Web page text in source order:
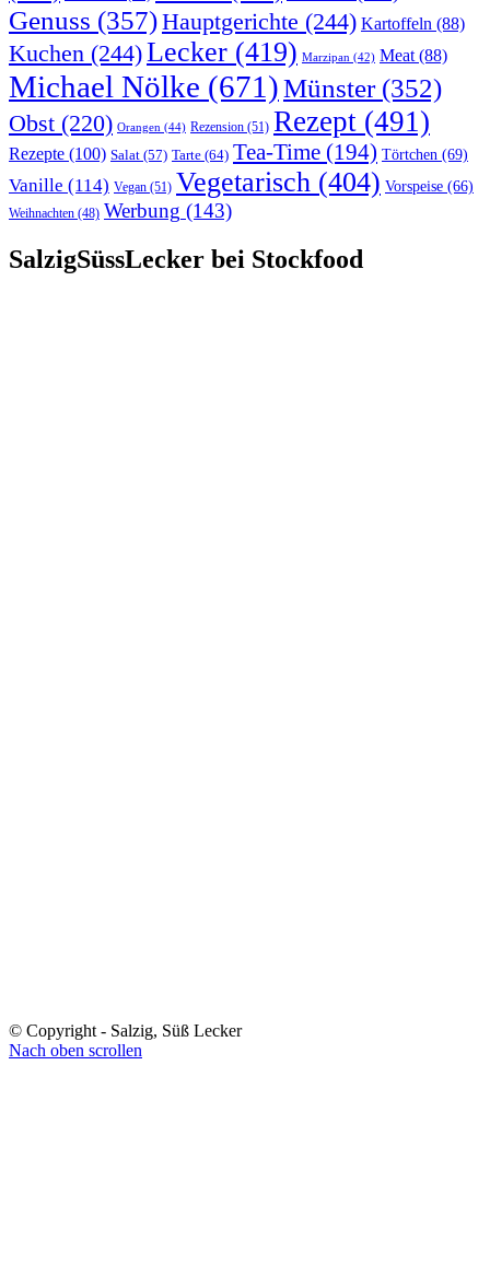
Genuss (357)Hauptgerichte (244) Kartoffeln (88)
Kuchen (244)Lecker (419) Marzipan (42) Meat(88)
Michael Nölke (671)Münster(352)
Obst (220) Orangen (44) Rezension (51) Rezept (491)
Rezepte (100) Salat (57) Tarte (64) Tea-Time (194) Törtchen (69)
Vanille (114) Vegan (51) Vegetarisch (404) Vorspeise (66)
Weihnachten (48) Werbung (143)
SalzigSüssLecker bei Stockfood
© Copyright - Salzig, Süß Lecker
Nach oben scrollen